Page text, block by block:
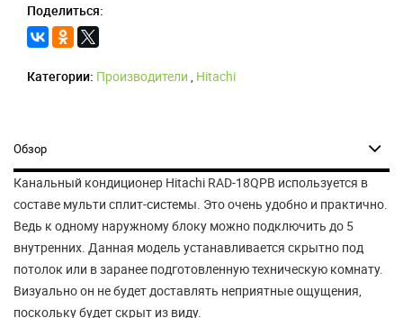
Поделиться:
Категории: Производители Hitachi
Обзор
Канальный кондиционер Hitachi RAD-18QPB используется в
составе мульти сплит-системы. Это очень удобно и практично.
Ведь к одному наружному блоку можно подключить до 5
внутренних. Данная модель устанавливается скрытно под
потолок или в заранее подготовленную техническую комнату.
Визуально он не будет доставлять неприятные ощущения,
поскольку будет скрыт из виду.